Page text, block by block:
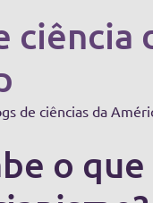
de
ciência
de ciências da
o que